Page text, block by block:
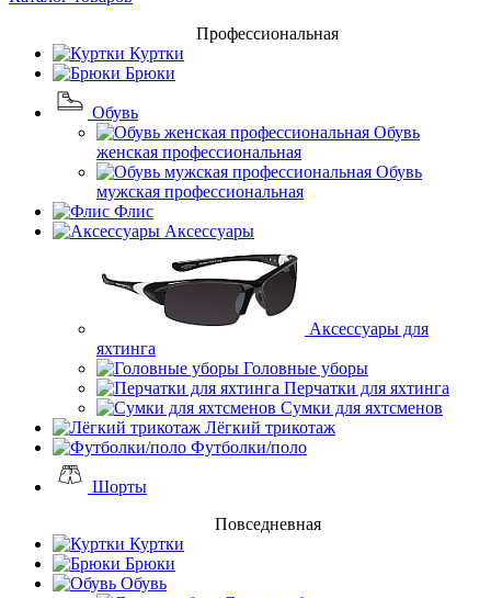
Профессиональная
Куртки
Брюки
Обувь
Обувь
женская профессиональная
Обувь
мужская профессиональная
Флис
Аксессуары
Аксессуары для
яхтинга
Головные уборы
Перчатки для яхтинга
Сумки для яхтсменов
Лёгкий трикотаж
Футболки/поло
Шорты
Повседневная
Куртки
Брюки
Обувь